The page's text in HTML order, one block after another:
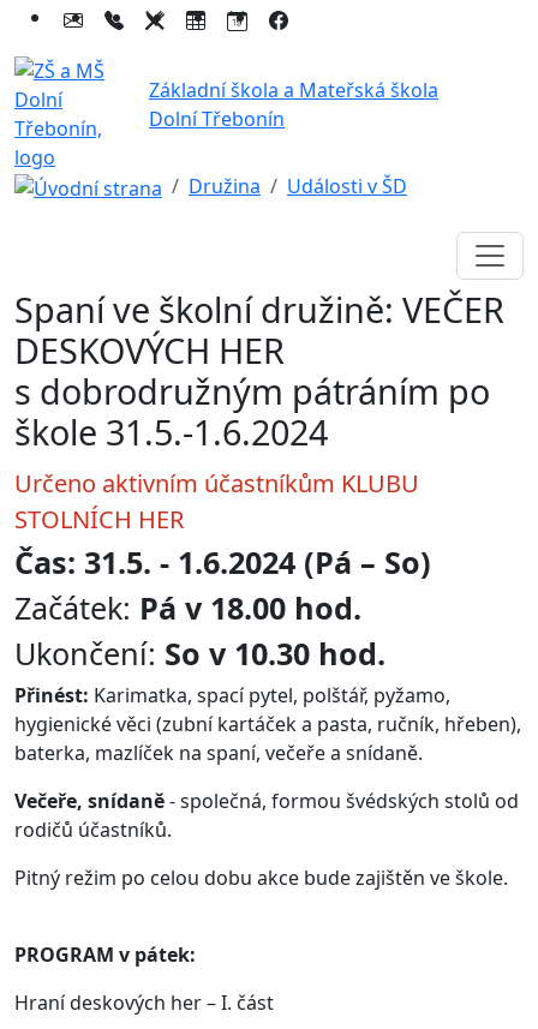
Základní škola a Mateřská škola
Dolní Třebonín
Družina Události v ŠD
Spaní ve školní družině: VEČER
DESKOVÝCH HER
s dobrodružným pátráním po
škole 31.5.-1.6.2024
Určeno aktivním účastníkům KLUBU
STOLNÍCH HER
Čas: 31.5. - 1.6.2024 (Pá – So)
Začátek: Pá v 18.00 hod.
Ukončení: So v 10.30 hod.
Přinést: Karimatka, spací pytel, polštář, pyžamo,
hygienické věci (zubní kartáček a pasta, ručník, hřeben),
baterka, mazlíček na spaní, večeře a snídaně.
Večeře, snídaně- společná, formou švédských stolů od
rodičů účastníků.
Pitný režim po celou dobu akce bude zajištěn ve škole.
PROGRAM v pátek:
Hraní deskových her – I. část